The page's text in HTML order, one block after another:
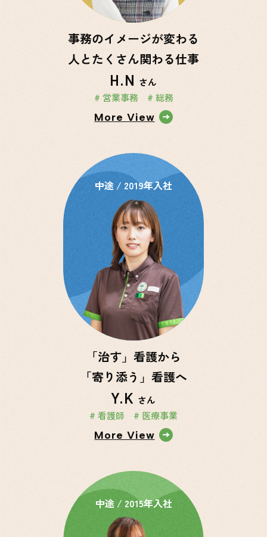
事務のイメージが変わる
人とたくさん関わる仕事
H.N さん
# 営業事務
# 総務
More View
中途 / 2019年入社
「治す」看護から
「寄り添う」看護へ
Y.K さん
# 看護師
# 医療事業
More View
中途 / 2015年入社